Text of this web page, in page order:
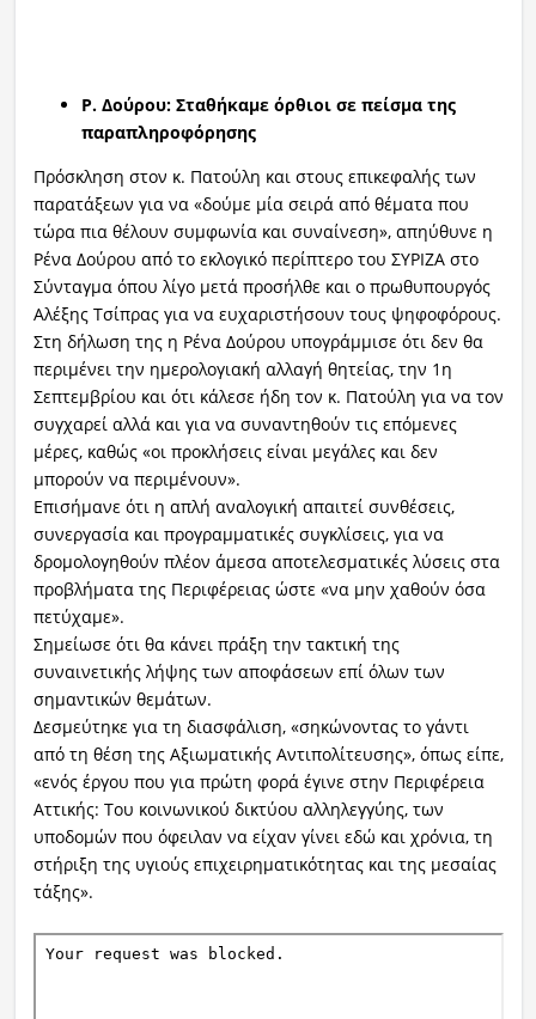
Ρ. Δούρου: Σταθήκαμε όρθιοι σε πείσμα της
παραπληροφόρησης
Πρόσκληση στον κ. Πατούλη και στους επικεφαλής των
παρατάξεων για να «δούμε μία σειρά από θέματα που
τώρα πια θέλουν συμφωνία και συναίνεση», απηύθυνε η
Ρένα Δούρου από το εκλογικό περίπτερο του ΣΥΡΙΖΑ στο
Σύνταγμα όπου λίγο μετά προσήλθε και ο πρωθυπουργός
Αλέξης Τσίπρας για να ευχαριστήσουν τους ψηφοφόρους.
Στη δήλωση της η Ρένα Δούρου υπογράμμισε ότι δεν θα
περιμένει την ημερολογιακή αλλαγή θητείας, την 1η
Σεπτεμβρίου και ότι κάλεσε ήδη τον κ. Πατούλη για να τον
συγχαρεί αλλά και για να συναντηθούν τις επόμενες
μέρες, καθώς «οι προκλήσεις είναι μεγάλες και δεν
μπορούν να περιμένουν».
Επισήμανε ότι η απλή αναλογική απαιτεί συνθέσεις,
συνεργασία και προγραμματικές συγκλίσεις, για να
δρομολογηθούν πλέον άμεσα αποτελεσματικές λύσεις στα
προβλήματα της Περιφέρειας ώστε «να μην χαθούν όσα
πετύχαμε».
Σημείωσε ότι θα κάνει πράξη την τακτική της
συναινετικής λήψης των αποφάσεων επί όλων των
σημαντικών θεμάτων.
Δεσμεύτηκε για τη διασφάλιση, «σηκώνοντας το γάντι
από τη θέση της Αξιωματικής Αντιπολίτευσης», όπως είπε,
«ενός έργου που για πρώτη φορά έγινε στην Περιφέρεια
Αττικής: Του κοινωνικού δικτύου αλληλεγγύης, των
υποδομών που όφειλαν να είχαν γίνει εδώ και χρόνια, τη
στήριξη της υγιούς επιχειρηματικότητας και της μεσαίας
τάξης».